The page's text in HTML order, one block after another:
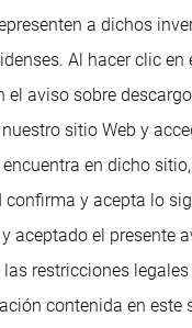
a dichos
Al hacer clic en
el aviso sobre
sitio Web y
en dicho
y acepta lo
aceptado el presente
restricciones
contenida en este